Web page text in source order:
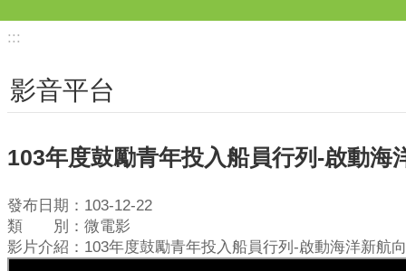
:::
影音平台
103年度鼓勵青年投入船員行列-啟動海
發布日期：103-12-22
類 別：微電影
影片介紹：103年度鼓勵青年投入船員行列-啟動海洋新航